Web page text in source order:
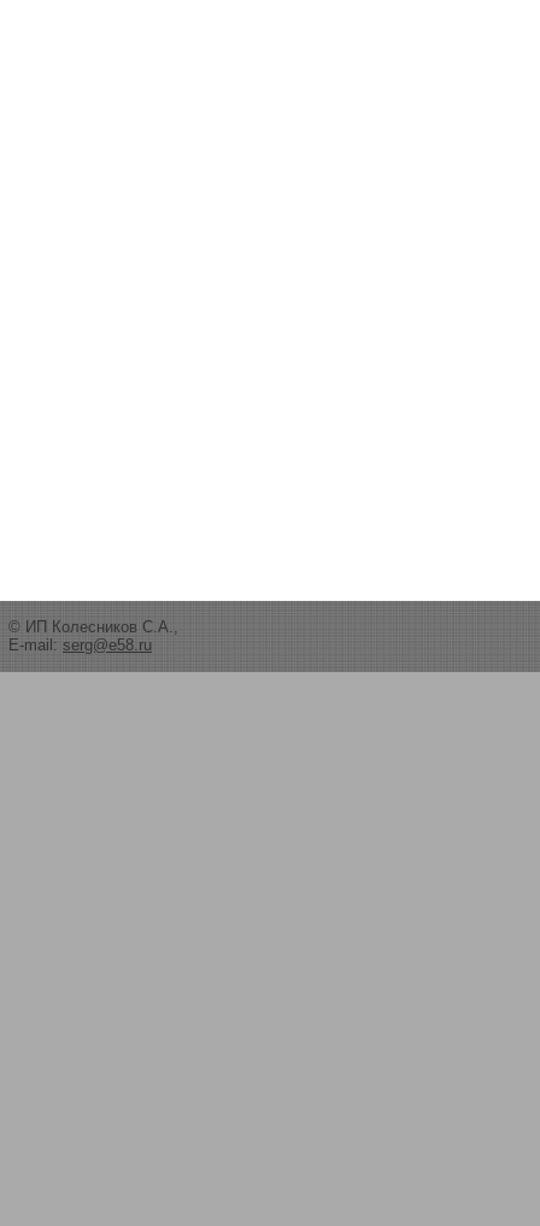
© ИП Колесников С.А.,
E-mail: serg@e58.ru